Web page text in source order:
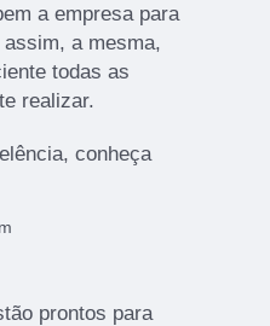
a empresa para
a mesma,
todas as
realizar.
conheça
prontos para